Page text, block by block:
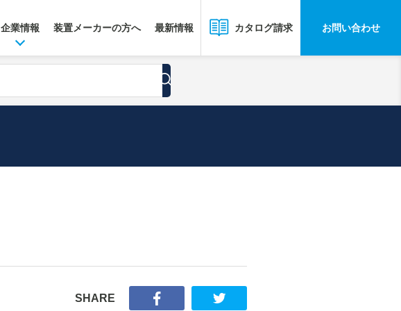
企業情報 装置メーカーの方へ 最新情報 カタログ請求 お問い合わせ
SHARE